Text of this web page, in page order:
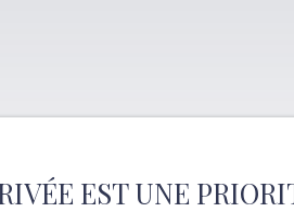
EST UNE